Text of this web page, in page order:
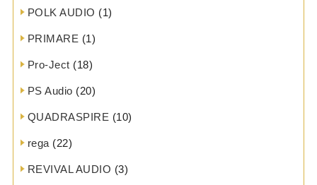
POLK AUDIO (1)
PRIMARE (1)
Pro-Ject (18)
PS Audio (20)
QUADRASPIRE (10)
rega (22)
REVIVAL AUDIO (3)